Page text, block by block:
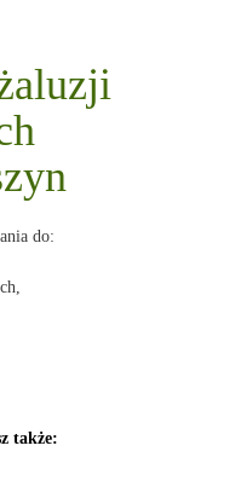
do:
także: